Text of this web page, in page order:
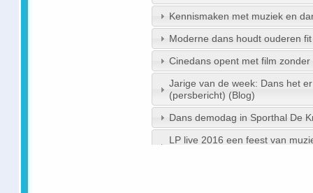
Kennismaken met muziek en
Moderne dans houdt ouderen
Cinedans opent met film
Jarige van de week: Dans het
(persbericht) (Blog)
Dans demodag in Sporthal De
LP live 2016 een feest van